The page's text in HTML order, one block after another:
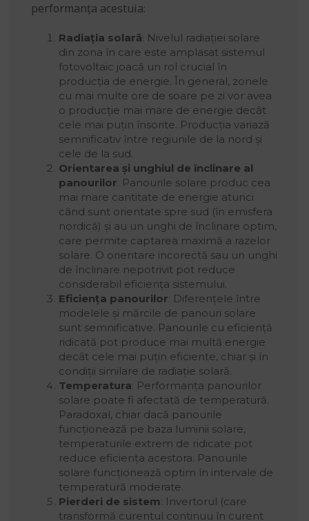
performanța acestuia:
Radiația solară: Nivelul radiației solare
din zona în care este amplasat sistemul
fotovoltaic joacă un rol crucial în
producția de energie. În general, zonele
cu mai multe ore de soare pe zi vor avea
o producție mai mare de energie decât
cele mai puțin însorite. Producția variază
semnificativ între regiunile de la nord și
cele de la sud.
Orientarea și unghiul de înclinare al
panourilor: Panourile solare produc cea
mai mare cantitate de energie atunci
când sunt orientate spre sud (în emisfera
nordică) și au un unghi de înclinare optim,
care permite captarea maximă a razelor
solare. O orientare incorectă sau un unghi
de înclinare nepotrivit pot reduce
considerabil eficiența sistemului.
Eficiența panourilor: Diferențele între
modelele și mărcile de panouri solare
sunt semnificative. Panourile cu eficiență
ridicată pot produce mai multă energie
decât cele mai puțin eficiente, chiar și în
condiții similare de radiație solară.
Temperatura: Performanța panourilor
solare poate fi afectată de temperatură.
Paradoxal, chiar dacă panourile
funcționează pe baza luminii solare,
temperaturile extrem de ridicate pot
reduce eficiența acestora. Panourile
solare funcționează optim în intervale de
temperatură moderate.
Pierderi de sistem: Invertorul (care
transformă curentul continuu în curent